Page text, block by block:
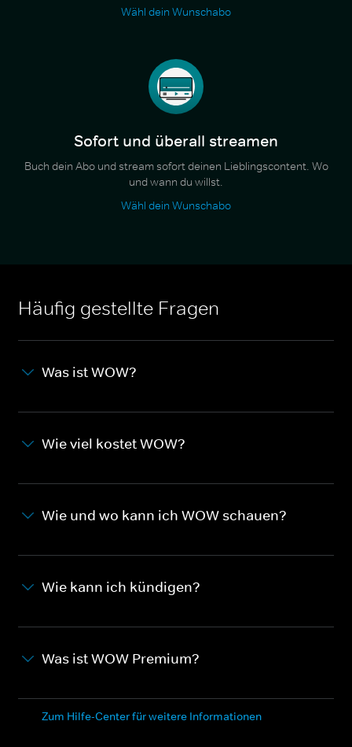
Wähl dein Wunschabo
Sofort und überall streamen
Buch dein Abo und stream sofort deinen Lieblingscontent. Wo
und wann du willst.
Wähl dein Wunschabo
Häufig gestellte Fragen
Was ist WOW?
Wie viel kostet WOW?
Wie und wo kann ich WOW schauen?
Wie kann ich kündigen?
Was ist WOW Premium?
Zum Hilfe-Center für weitere Informationen